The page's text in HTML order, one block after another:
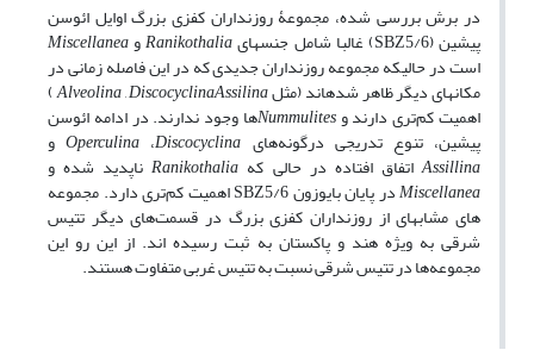
در برش بررسی شده، مجموعۀروزن­داران کف­زی بزرگاوایل ائوسن
پیشینSBZ5/6)) غالبا شامل جنس­هایRanikothaliaوMiscellanea
است در حالی­که مجموعهروزن­دارانجدید­ی که در این فاصله زمانی در
مکان­های دیگر ظاهر شده­اند(مثلAssilina
Alveolina,Discocyclina
)
اهمیت کم‌تری دارند وNummulitesها وجود ندارند. در ادامه ائوسن
پیشین، تنوع تدریجی درگونههای Discocyclina، Operculinaو
Assillina اتفاق افتاده در حالی که Ranikothaliaناپدید شده و
Miscellaneaدر پایان بایوزونSBZ5/6اهمیت کم‌تری دارد. مجموعه
های مشابه­ای از روزن­داران کف­زی بزرگ در قسمتهای دیگر تتیس
شرقی به ویژه هند و پاکستان به ثبت رسیده اند. از این رو این
مجموعه‌ها در تتیس شرقی نسبت به تتیس غربی متفاوت هستند.